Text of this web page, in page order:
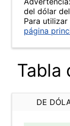
del dólar
Para
página
Tabla
DE